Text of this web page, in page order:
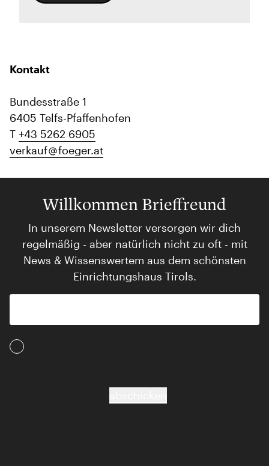
Kontakt
Bundesstraße 1
6405 Telfs-Pfaffenhofen
T +43 5262 6905
verkauf
foeger.at
Willkommen Brieffreund
In unserem Newsletter versorgen wir dich
regelmäßig - aber natürlich nicht zu oft - mit
News & Wissenswertem aus dem schönsten
Einrichtungshaus Tirols.